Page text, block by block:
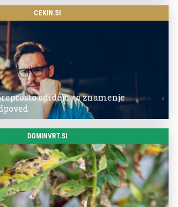
CEKIN.SI
odidejo: to znamenje
DOMINVRT.SI